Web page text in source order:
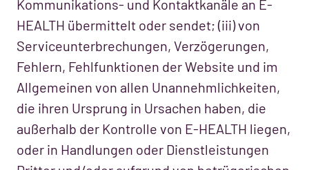
Kommunikations- und Kontaktkanäle an E-
HEALTH übermittelt oder sendet; (iii) von
Serviceunterbrechungen, Verzögerungen,
Fehlern, Fehlfunktionen der Website und im
Allgemeinen von allen Unannehmlichkeiten,
die ihren Ursprung in Ursachen haben, die
außerhalb der Kontrolle von E-HEALTH liegen,
oder in Handlungen oder Dienstleistungen